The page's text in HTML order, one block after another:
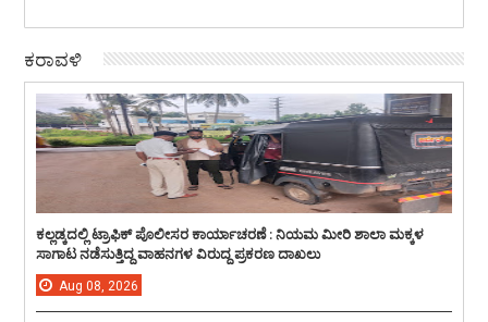
ಕರಾವಳಿ
ಕಲ್ಲಡ್ಕದಲ್ಲಿ ಟ್ರಾಫಿಕ್ ಪೊಲೀಸರ ಕಾರ್ಯಾಚರಣೆ : ನಿಯಮ ಮೀರಿ ಶಾಲಾ ಮಕ್ಕಳ
ಸಾಗಾಟ ನಡೆಸುತ್ತಿದ್ದ ವಾಹನಗಳ ವಿರುದ್ದ ಪ್ರಕರಣ ದಾಖಲು
Aug 08, 2026